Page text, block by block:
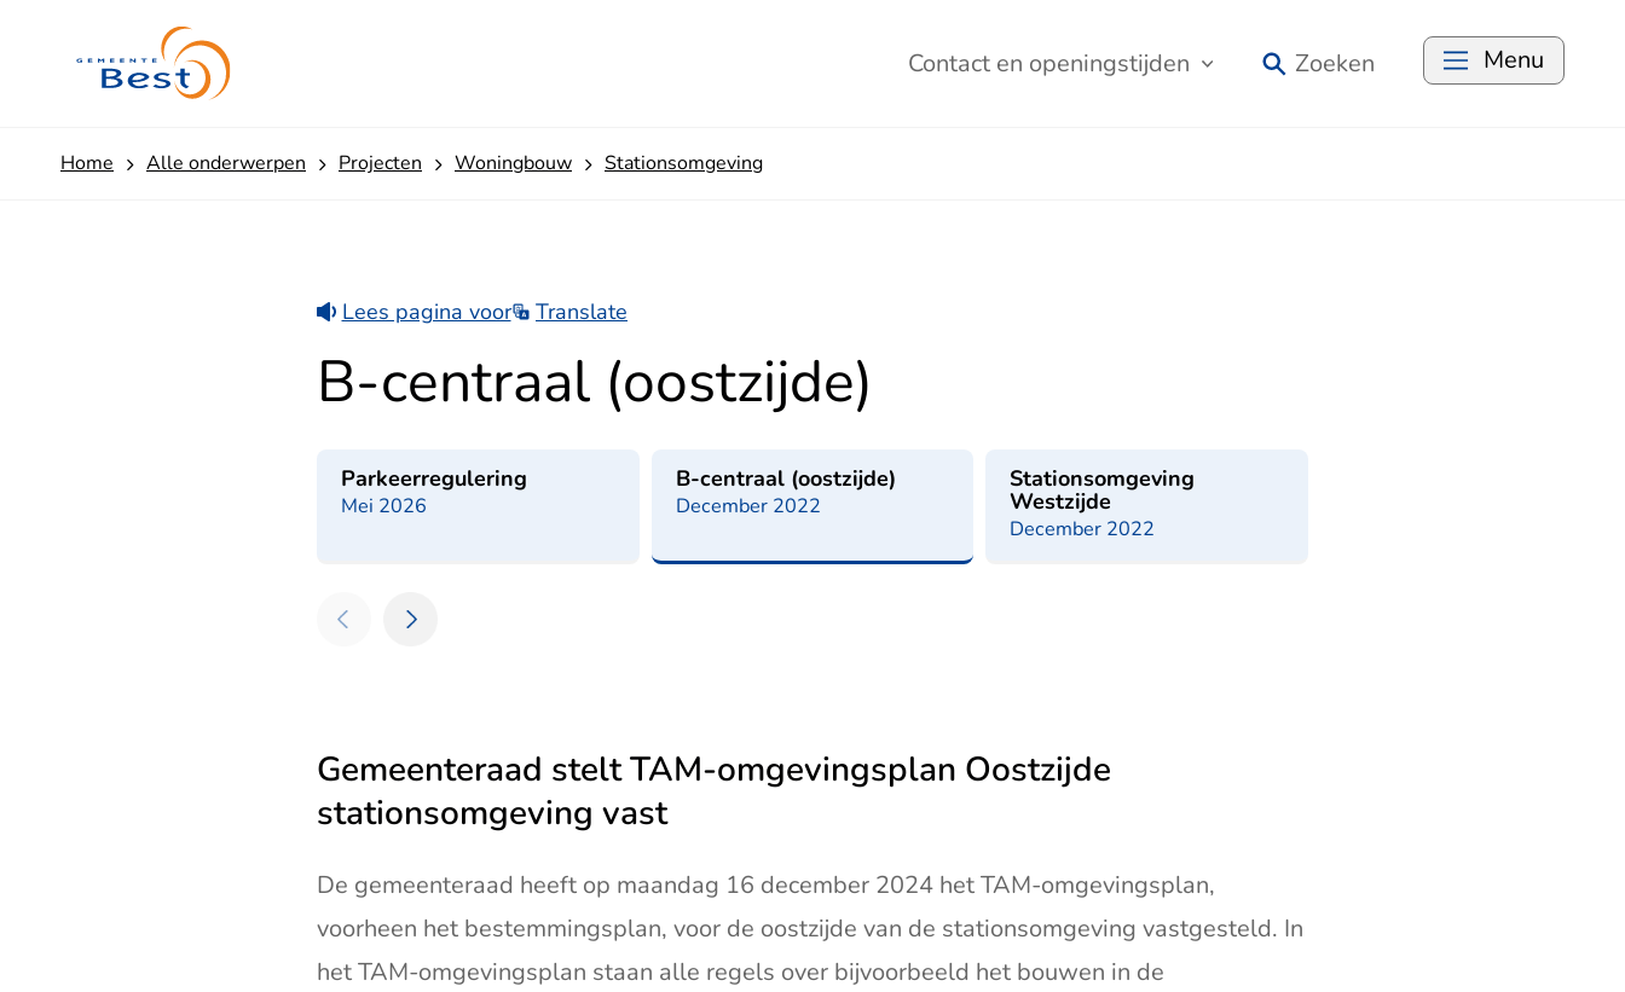
Contact en openingstijden Zoeken Menu
Home Alle onderwerpen Projecten Woningbouw Stationsomgeving
o
Lees pagina voor Translate
B-centraal (oostzijde)
Parkeerregulering
Mei 2026
B-centraal (oostzijde)
December 2022
Stationsomgeving
Westzijde
December 2022
Gemeenteraad stelt TAM-omgevingsplan Oostzijde
stationsomgeving vast
De gemeenteraad heeft op maandag 16 december 2024 het TAM-omgevingsplan,
voorheen het bestemmingsplan, voor de oostzijde van de stationsomgeving vastgesteld. In
het TAM-omgevingsplan staan alle regels over bijvoorbeeld het bouwen in de